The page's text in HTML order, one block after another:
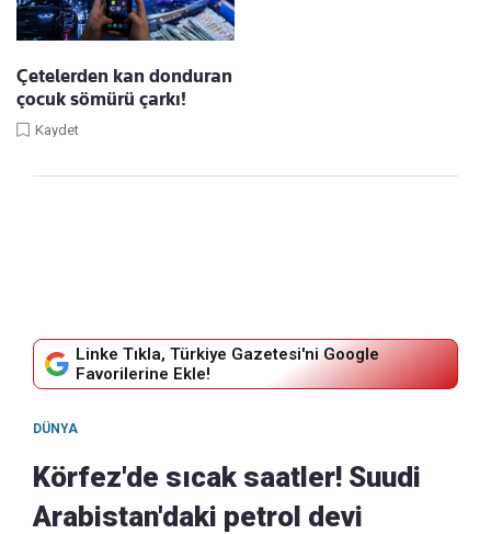
Çetelerden kan donduran
çocuk sömürü çarkı!
Kaydet
Linke Tıkla, Türkiye Gazetesi'ni Google
Favorilerine Ekle!
DÜNYA
Körfez'de sıcak saatler! Suudi
Arabistan'daki petrol devi